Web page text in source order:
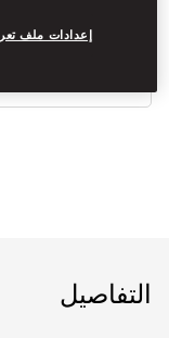
التفاصيل
إعدادات ملف